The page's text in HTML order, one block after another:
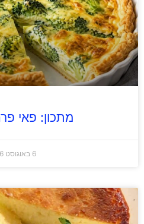
מתכון: פאי
6 באוגוסט 2026